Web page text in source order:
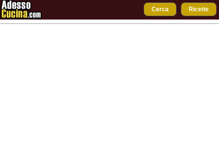
Cerca Ricette